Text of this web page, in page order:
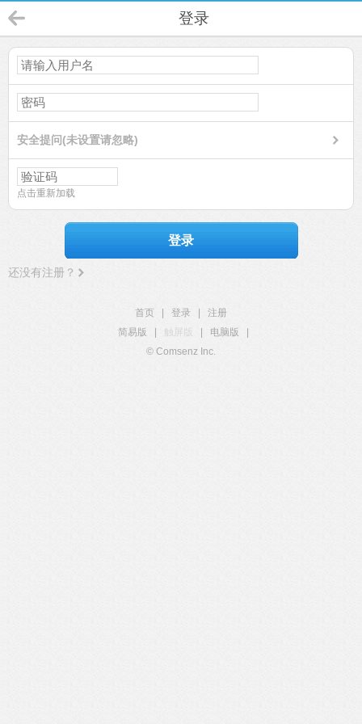
登录
安全提问(未设置请忽略)
点击重新加载
登录
还没有注册？
首页 登录
注册
简易版
触屏版 电脑版
© Comsenz Inc.